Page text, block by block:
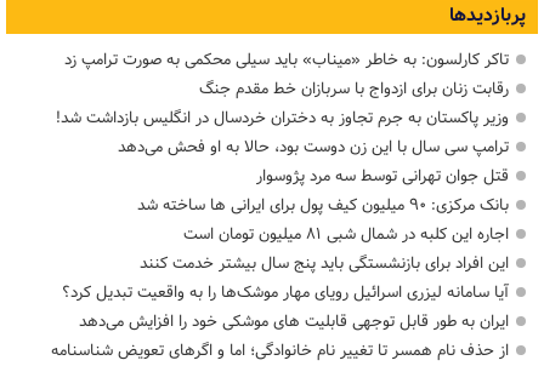
پربازدیدها
تاکر کارلسون: به خاطر «میناب» باید سیلی محکمی به صورت ترامپ زد
رقابت زنان برای ازدواج با سربازان خط مقدم جنگ
وزیر پاکستان به جرم تجاوز به دختران خردسال در انگلیس بازداشت شد!
ترامپ سی سال با این زن دوست بود، حالا به او فحش می‌دهد
قتل جوان تهرانی توسط سه مرد پژوسوار
بانک مرکزی: ۹۰ میلیون کیف پول برای ایرانی ها ساخته شد
اجاره این کلبه در شمال شبی ۸۱ میلیون تومان است
این افراد برای بازنشستگی باید پنج سال بیشتر خدمت کنند
آیا سامانه لیزری اسرائیل رویای مهار موشک‌ها را به واقعیت تبدیل کرد؟
ایران به طور قابل توجهی قابلیت های موشکی خود را افزایش می‌دهد
از حذف نام همسر تا تغییر نام خانوادگی؛ اما و اگرهای تعویض شناسنامه